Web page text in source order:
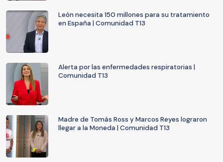
León necesita 150 millones para su tratamiento
en España | Comunidad T13
Alerta por las enfermedades respiratorias |
Comunidad T13
Madre de Tomás Ross y Marcos Reyes lograron
llegar a la Moneda | Comunidad T13